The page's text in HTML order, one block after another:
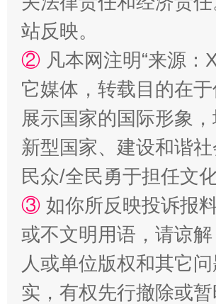
漫山遍野的桃花与雪山、麦地、白藏房
招工难、用工荒背后
站反映。
② 凡本网注明“来源
它媒体，转载目的在
展示国家的国际形象
新型国家、建设和谐
民众/全民勇于担任文
③ 如你所反映投诉报
或不文明用语，请谅
人或单位版权和其它
实，有权先行撤除或